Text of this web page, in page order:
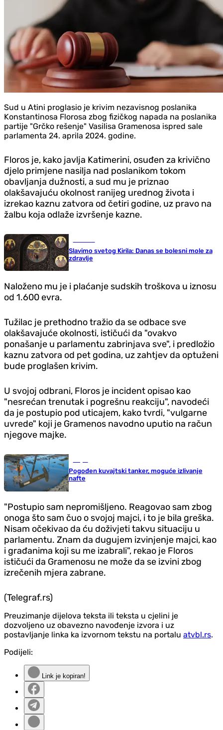
Sud u Atini proglasio je krivim nezavisnog poslanika
Konstantinosa Florosa zbog fizičkog napada na poslanika
partije "Grčko rešenje" Vasilisa Gramenosa ispred sale
parlamenta 24. aprila 2024. godine.
Floros je, kako javlja Katimerini, osuđen za krivično
djelo primjene nasilja nad poslanikom tokom
obavljanja dužnosti, a sud mu je priznao
olakšavajuću okolnost ranijeg urednog života i
izrekao kaznu zatvora od četiri godine, uz pravo na
žalbu koja odlaže izvršenje kazne.
Slavimo svetog Kirila: Danas se bolesni mole za
zdravlje
Naloženo mu je i plaćanje sudskih troškova u iznosu
od 1.600 evra.
Tužilac je prethodno tražio da se odbace sve
olakšavajuće okolnosti, ističući da "ovakvo
ponašanje u parlamentu zabrinjava sve", i predložio
kaznu zatvora od pet godina, uz zahtjev da optuženi
bude proglašen krivim.
U svojoj odbrani, Floros je incident opisao kao
"nesrećan trenutak i pogrešnu reakciju", navodeći
da je postupio pod uticajem, kako tvrdi, "vulgarne
uvrede" koji je Gramenos navodno uputio na račun
njegove majke.
Pogođen kuvajtski tanker, moguće izlivanje
nafte
"Postupio sam nepromišljeno. Reagovao sam zbog
onoga što sam čuo o svojoj majci, i to je bila greška.
Nisam očekivao da ću doživjeti takvu situaciju u
parlamentu. Znam da dugujem izvinjenje majci, kao
i građanima koji su me izabrali", rekao je Floros
ističući da Gramenosu ne može da se izvini zbog
izrečenih mjera zabrane.
(Telegraf.rs)
Preuzimanje dijelova teksta ili teksta u cjelini je
dozvoljeno uz obavezno navođenje izvora i uz
postavljanje linka ka izvornom tekstu na portalu atvbl.rs.
Podijeli:
Link je kopiran!